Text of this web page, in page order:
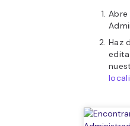
Haz